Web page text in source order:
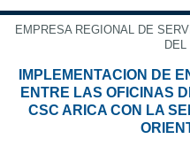
EMPRESA REGIONAL DE
IMPLEMENTACION DE
ENTRE LAS OFICINAS
CSC ARICA CON LA